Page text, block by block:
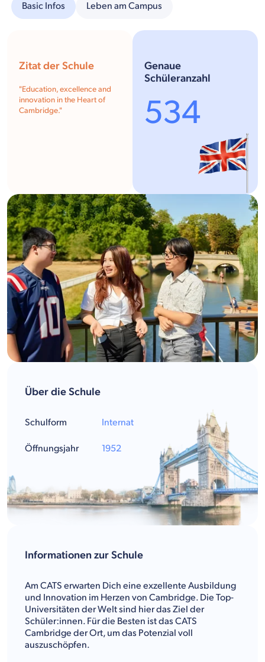
Basic Infos Leben am Campus
Informationen zur Schule
Am CATS erwarten Dich eine exzellente Ausbildung
und Innovation im Herzen von Cambridge. Die Top-
Universitäten der Welt sind hier das Ziel der
Schüler:innen. Für die Besten ist das CATS
Cambridge der Ort, um das Potenzial voll
auszuschöpfen.
Über die Schule
Schulform
Öffnungsjahr
Internat
1952
Zitat der Schule
"Education, excellence and
innovation in the Heart of
Cambridge."
Genaue
Schüleranzahl
534